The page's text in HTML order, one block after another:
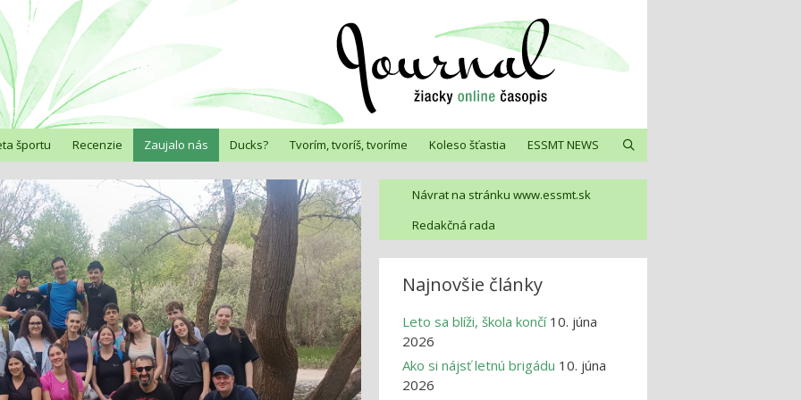
športu Recenzie Zaujalo nás Ducks? Tvorím, tvoríš, tvoríme Koleso šťastia ESSMT NEWS
Návrat na stránku www.essmt.sk
Redakčná rada
Najnovšie články
Leto sa blíži, škola končí 10. júna
2026
Ako si nájsť letnú brigádu 10. júna
2026